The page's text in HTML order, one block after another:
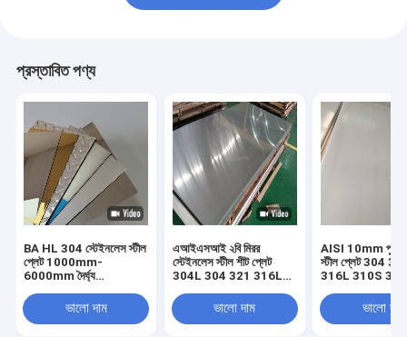
প্রস্তাবিত পণ্য
BA HL 304 স্টেইনলেস স্টীল
প্লেট 1000mm-
6000mm দৈর্ঘ্য
ভালো দাম
এআইএসআই ২বি মিরর
স্টেইনলেস স্টীল শীট প্লেট
304L 304 321 316L
100mmভালো দাম
AISI 10mm পুরু
স্টীল প্লেট 304
316L 310S
ভালো দাম